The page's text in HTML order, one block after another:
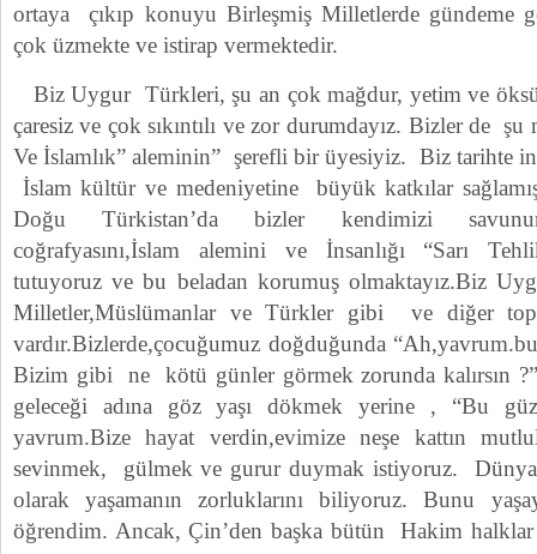
ortaya çıkıp konuyu Birleşmiş Milletlerde gündeme
çok üzmekte ve istirap vermektedir.
Biz Uygur Türkleri, şu an çok mağdur, yetim ve
çaresiz ve çok sıkıntılı ve zor durumdayız. Bizler de
Ve İslamlık” aleminin” şerefli bir üyesiyiz. Biz tarihte
İslam kültür ve medeniyetine büyük katkılar
Doğu Türkistan’da bizler kendimizi
coğrafyasını,İslam alemini ve İnsanlığı “Sarı
tutuyoruz ve bu beladan korumuş olmaktayız.Biz
Milletler,Müslümanlar ve Türkler gibi ve diğer
vardır.Bizlerde,çocuğumuz doğduğunda
Bizim gibi ne kötü günler görmek zorunda kalırsın
geleceği adına göz yaşı dökmek yerine , “Bu
yavrum.Bize hayat verdin,evimize neşe kattın
sevinmek, gülmek ve gurur duymak istiyoruz.
olarak yaşamanın zorluklarını biliyoruz. Bunu
öğrendim. Ancak, Çin’den başka bütün Hakim